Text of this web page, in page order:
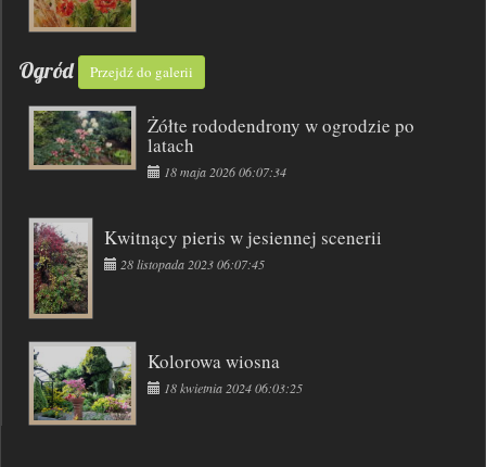
Ogród Przejdź do galerii
Żółte rododendrony w ogrodzie po
latach
18 maja 2026 06:07:34
Kwitnący pieris w jesiennej scenerii
28 listopada 2023 06:07:45
Kolorowa wiosna
18 kwietnia 2024 06:03:25